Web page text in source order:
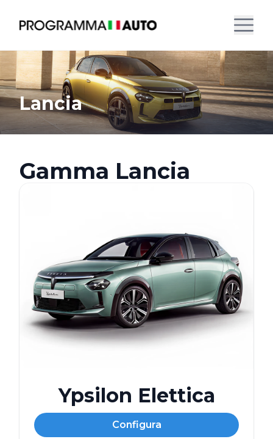
Lancia
Gamma Lancia
Ypsilon Elettica
Configura